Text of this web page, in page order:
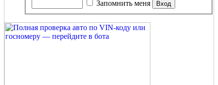
Запомнить меня